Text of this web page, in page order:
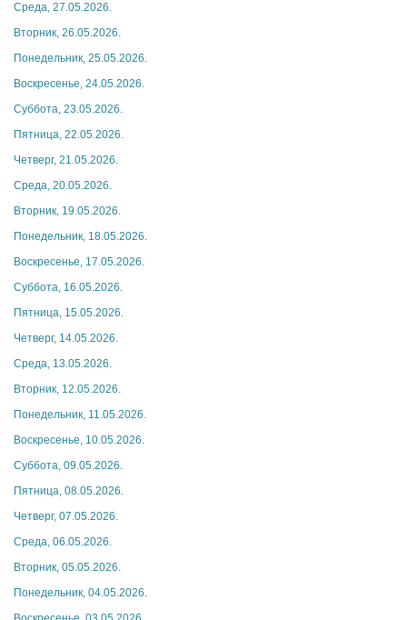
Среда, 27.05.2026.
Вторник, 26.05.2026.
Понедельник, 25.05.2026.
Воскресенье, 24.05.2026.
Суббота, 23.05.2026.
Пятница, 22.05.2026.
Четверг, 21.05.2026.
Среда, 20.05.2026.
Вторник, 19.05.2026.
Понедельник, 18.05.2026.
Воскресенье, 17.05.2026.
Суббота, 16.05.2026.
Пятница, 15.05.2026.
Четверг, 14.05.2026.
Среда, 13.05.2026.
Вторник, 12.05.2026.
Понедельник, 11.05.2026.
Воскресенье, 10.05.2026.
Суббота, 09.05.2026.
Пятница, 08.05.2026.
Четверг, 07.05.2026.
Среда, 06.05.2026.
Вторник, 05.05.2026.
Понедельник, 04.05.2026.